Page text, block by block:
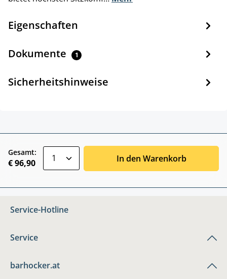
Eigenschaften
Dokumente 1
Sicherheitshinweise
Gesamt:
€ 96,90 In den Warenkorb
Service-Hotline
Service
barhocker.at